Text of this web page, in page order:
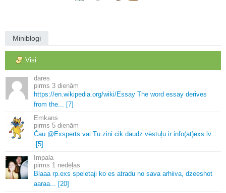
Miniblogi
Visi
dares
3 dienām
https://en.wikipedia.org/wiki/Essay The word essay derives
from the... [7]
Emkans
5 dienām
Čau @Exsperts vai Tu zini cik daudz vēstuļu ir info(at)exs. lv...
[5]
Impala
1 nedēļas
Blaaa rp.exs speletaji ko es atradu no sava arhiiva, dzeeshot
aaraa... [20]